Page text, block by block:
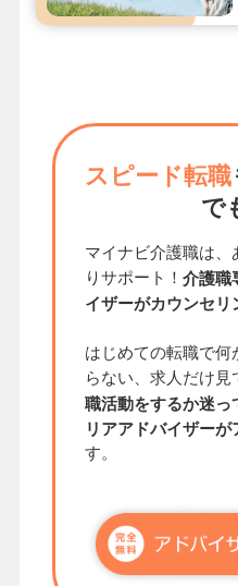
スピード転職
で
マイナビ介護職は
りサポート！ 介護職
イザーがカウンセリ
はじめての転職で
らない、求人だけ見
職活動をするか迷っ
リアアドバイザーが
す。